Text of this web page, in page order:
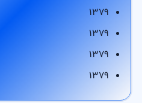
۱۳۷۹
۱۳۷۹
۱۳۷۹
۱۳۷۹